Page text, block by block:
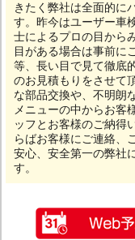
きたく弊社は全面的に
す。昨今はユーザー車
士によるプロの目から
目がある場合は事前に
等、長い目で見て徹底
のお見積もりをさせて
な部品交換や、不明朗
メニューの中からお客
ッフとお客様のご納得
らばお客様にご連絡、
安心、安全第一の弊社
す。